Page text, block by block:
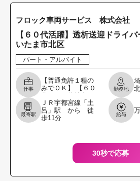
フロック車両サービス 株式会社
【６０代活躍】透析送迎ドライバ
いたま市北区
パート・アルバイト
仕事
【普通免許１種の
みでＯＫ】 【６０
未経験スタートの
方活躍中】 【定年
を迎えた方でも、
勤務地
最寄駅
ＪＲ宇都宮線「土
呂」駅 から 徒
歩11分
給与
30秒で応募